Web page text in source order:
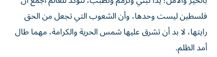
فلسطين ليست وحدها، وأن الشعوب التي تجعل من الحق
رايتها، لا بد أن تشرق عليها شمس الحرية والكرامة، مهما طال
أمد الظلم.